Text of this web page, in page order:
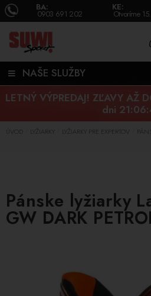
BA:
0903 691 202
KE:
Otvoríme
NAŠE SLUŽBY
LETNÝ VÝPREDAJ! ZĽAVY AŽ
dni
ÚVOD LYŽIARKY LYŽIARKY PRE EXPERTOV
Pánske lyžiarky
GW DARK